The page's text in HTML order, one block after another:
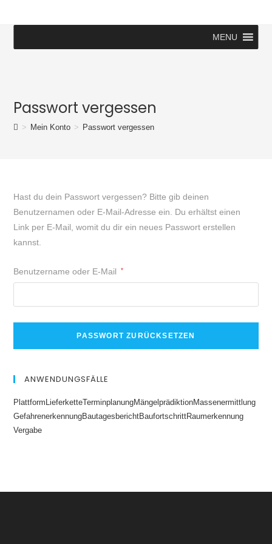
MENU
Passwort vergessen
> Mein Konto > Passwort vergessen
Hast du dein Passwort vergessen? Bitte gib deinen
Benutzernamen oder E-Mail-Adresse ein. Du erhältst einen
Link per E-Mail, womit du dir ein neues Passwort erstellen
kannst.
Benutzername oder E-Mail *
PASSWORT ZURÜCKSETZEN
ANWENDUNGSFÄLLE
Plattform LieferketteTerminplanungMängelprädiktionMassenermittlung
GefahrenerkennungBautagesberichtBaufortschrittRaumerkennung
Vergabe